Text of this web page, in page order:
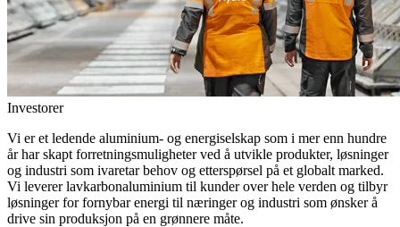
Investorer
Vi er et ledende aluminium- og energiselskap som i mer enn hundre
år har skapt forretningsmuligheter ved å utvikle produkter, løsninger
og industri som ivaretar behov og etterspørsel på et globalt marked.
Vi leverer lavkarbonaluminium til kunder over hele verden og tilbyr
løsninger for fornybar energi til næringer og industri som ønsker å
drive sin produksjon på en grønnere måte.